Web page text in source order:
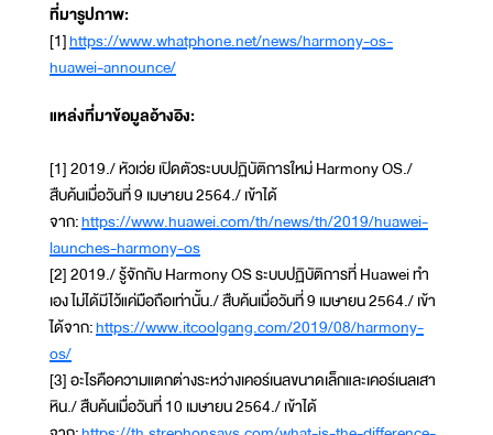
ที่มารูปภาพ:
[1]https://www.whatphone.net/news/harmony-os-
huawei-announce/
แหล่งที่มาข้อมูลอ้างอิง:
[1] 2019./ หัวเว่ย เปิดตัวระบบปฏิบัติการใหม่ Harmony OS./
สืบค้นเมื่อวันที่ 9 เมษายน 2564./ เข้าได้
จาก:https://www.huawei.com/th/news/th/2019/huawei-
launches-harmony-os
[2] 2019./ รู้จักกับ Harmony OS ระบบปฏิบัติการที่ Huawei ทำ
เอง ไม่ได้มีไว้แค่มือถือเท่านั้น./ สืบค้นเมื่อวันที่ 9 เมษายน 2564./ เข้า
ได้จาก:https://www.itcoolgang.com/2019/08/harmony-
os/
[3] อะไรคือความแตกต่างระหว่างเคอร์เนลขนาดเล็กและเคอร์เนลเสา
หิน./ สืบค้นเมื่อวันที่ 10 เมษายน 2564./ เข้าได้